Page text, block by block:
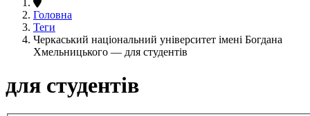
Головна
Теги
Черкаський національний університет імені Богдана
Хмельницького — для студентів
для студентів